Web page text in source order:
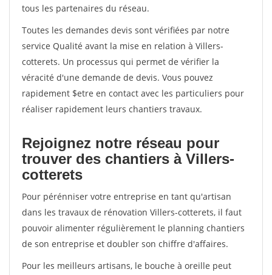
tous les partenaires du réseau.
Toutes les demandes devis sont vérifiées par notre
service Qualité avant la mise en relation à Villers-
cotterets. Un processus qui permet de vérifier la
véracité d'une demande de devis. Vous pouvez
rapidement $etre en contact avec les particuliers pour
réaliser rapidement leurs chantiers travaux.
Rejoignez notre réseau pour
trouver des chantiers à Villers-
cotterets
Pour pérénniser votre entreprise en tant qu'artisan
dans les travaux de rénovation Villers-cotterets, il faut
pouvoir alimenter régulièrement le planning chantiers
de son entreprise et doubler son chiffre d'affaires.
Pour les meilleurs artisans, le bouche à oreille peut